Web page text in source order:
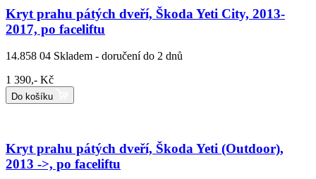
Kryt prahu pátých dveří, Škoda Yeti City, 2013-
2017, po faceliftu
14.858 04 Skladem - doručení do 2 dnů
1 390,- Kč
Do košíku
Kryt prahu pátých dveří, Škoda Yeti (Outdoor),
2013 ->, po faceliftu